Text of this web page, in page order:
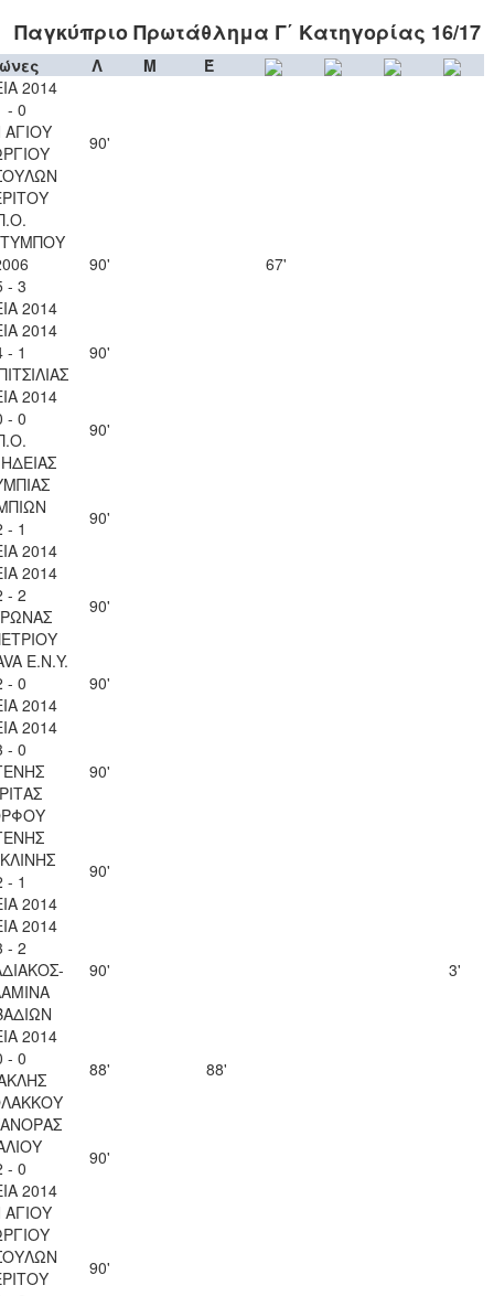
Παγκύπριο Πρωτάθλημα Γ΄ Κατηγορίας 16/17
Λ Μ
Έ
2014
- 0
90'
- 3
2014
90' 67'
2014
- 1
90'
2014
- 0
90'
- 1
2014
90'
2014
- 2
90'
Ε.Ν.Y.
- 0
2014
90'
2014
- 0
90'
- 1
2014
90'
2014
- 2
90' 3'
2014
- 0
88' 88'
- 0
2014
90'
90'